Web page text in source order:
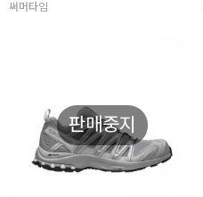
써머타임
판매중지